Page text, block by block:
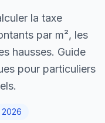
la taxe
par m², les
hausses. Guide
pour particuliers
2026